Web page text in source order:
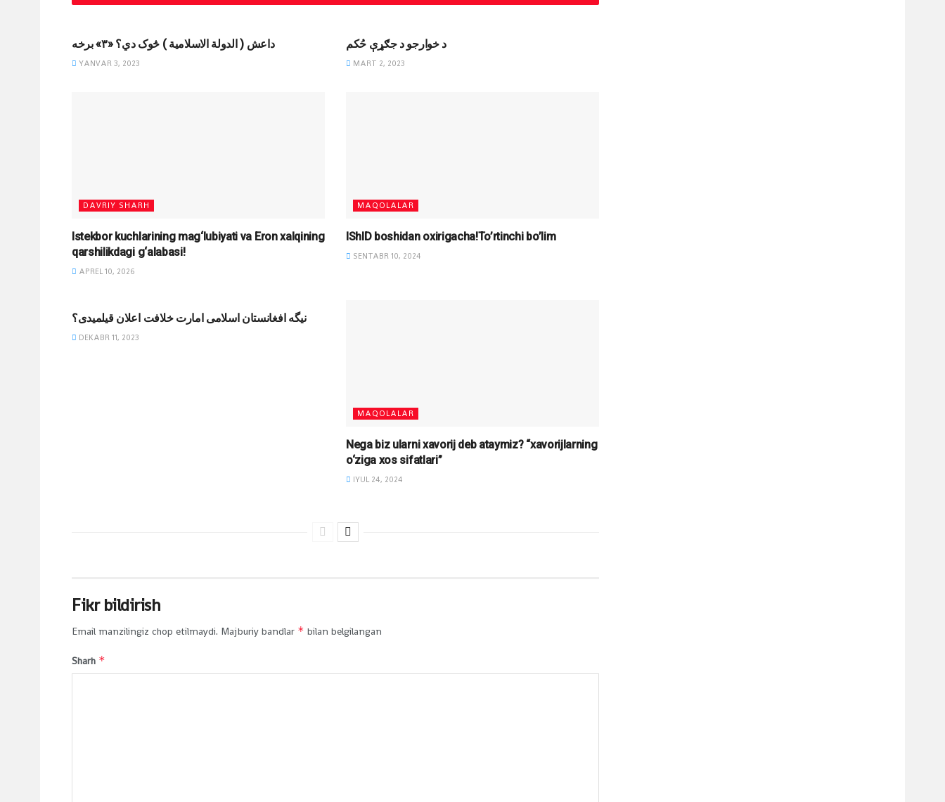
داعش ( الدولة الاسلامية ) څوک دي؟ «۳» برخه
YANVAR 3, 2023
د خوارجو د جګړې حُکم
MART 2, 2023
DAVRIY SHARH
Istekbor kuchlarining mag‘lubiyati va Eron xalqining
qarshilikdagi g‘alabasi!
APREL 10, 2026
MAQOLALAR
IShID boshidan oxirigacha!To’rtinchi bo’lim
SENTABR 10, 2024
نیگه افغانستان اسلامی امارت خلافت اعلان قیلمیدی؟
DEKABR 11, 2023
MAQOLALAR
Nega biz ularni xavorij deb ataymiz? “xavorijlarning
o‘ziga xos sifatlari”
IYUL 24, 2024
Fikr bildirish
Email manzilingiz chop etilmaydi. Majburiy bandlar * bilan belgilangan
Sharh *